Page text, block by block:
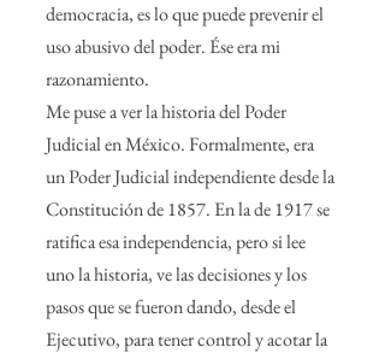
democracia, es lo que puede prevenir el
uso abusivo del poder. Ése era mi
razonamiento.
Me puse a ver la historia del Poder
Judicial en México. Formalmente, era
un Poder Judicial independiente desde la
Constitución de 1857. En la de 1917 se
ratifica esa independencia, pero si lee
uno la historia, ve las decisiones y los
pasos que se fueron dando, desde el
Ejecutivo, para tener control y acotar la